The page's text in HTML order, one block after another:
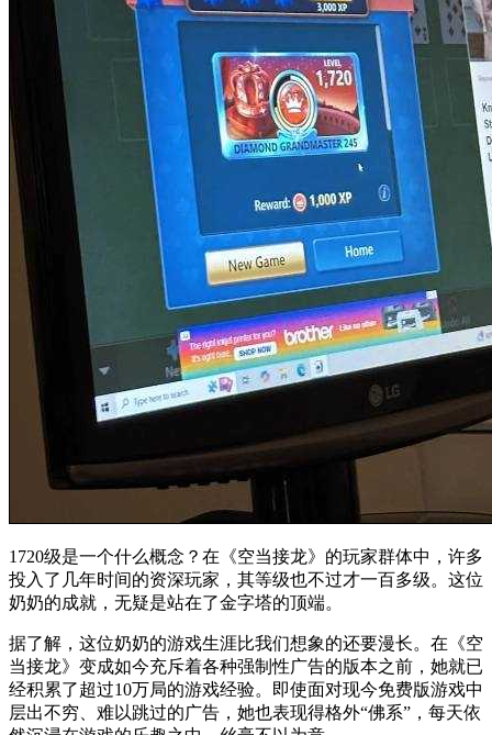
1720级是一个什么概念？在《空当接龙》的玩家群体中，许多
投入了几年时间的资深玩家，其等级也不过才一百多级。这位
奶奶的成就，无疑是站在了金字塔的顶端。
据了解，这位奶奶的游戏生涯比我们想象的还要漫长。在《空
当接龙》变成如今充斥着各种强制性广告的版本之前，她就已
经积累了超过10万局的游戏经验。即使面对现今免费版游戏中
层出不穷、难以跳过的广告，她也表现得格外“佛系”，每天依